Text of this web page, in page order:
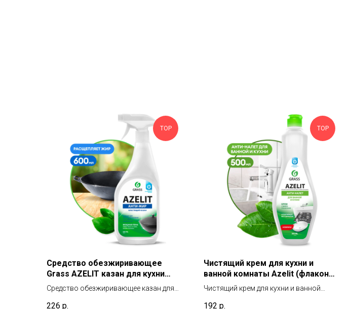
TOP
Средство обезжиривающее
Grass AZELIT казан для кухни
600мл
Средство обезжиривающее казан для
226 р.
TOP
Чистящий крем для кухни и
ванной комнаты Azelit (флакон
500 мл)
Чистящий крем для кухни и ванной
192 р.